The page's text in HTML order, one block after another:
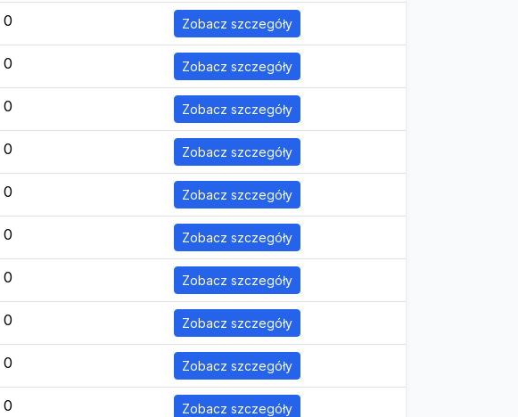
0 Zobacz szczegóły
0 Zobacz szczegóły
0 Zobacz szczegóły
0 Zobacz szczegóły
0 Zobacz szczegóły
0 Zobacz szczegóły
0 Zobacz szczegóły
0 Zobacz szczegóły
0 Zobacz szczegóły
0 Zobacz szczegóły